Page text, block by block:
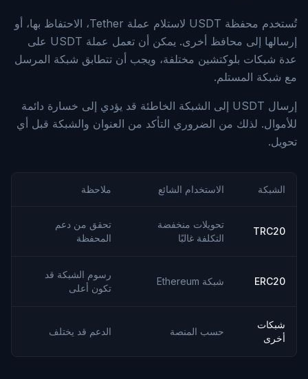
تُستخدم محفظة USDT لاستلام عملة Tether، الاحتفاظ بها، أو
إرسالها إلى محافظ أخرى. يمكن أن تعمل عملة USDT على
عدة شبكات بلوكتشين مختلفة، ويجب أن تتطابق شبكة المرسل
مع شبكة المستلم.
إرسال USDT إلى الشبكة الخاطئة قد يؤدي إلى خسارة دائمة
للأموال. لذلك من الضروري التأكد من العنوان والشبكة قبل أي
تحويل.
الشبكة الاستخدام الشائع ملاحظة
TRC20
تحويلات منخفضة
التكلفة غالبًا
تحقق من دعم
المحفظة
ERC20 شبكة Ethereum
رسوم الشبكة قد
تكون أعلى
شبكات
أخرى
حسب المنصة الدعم قد يختلف